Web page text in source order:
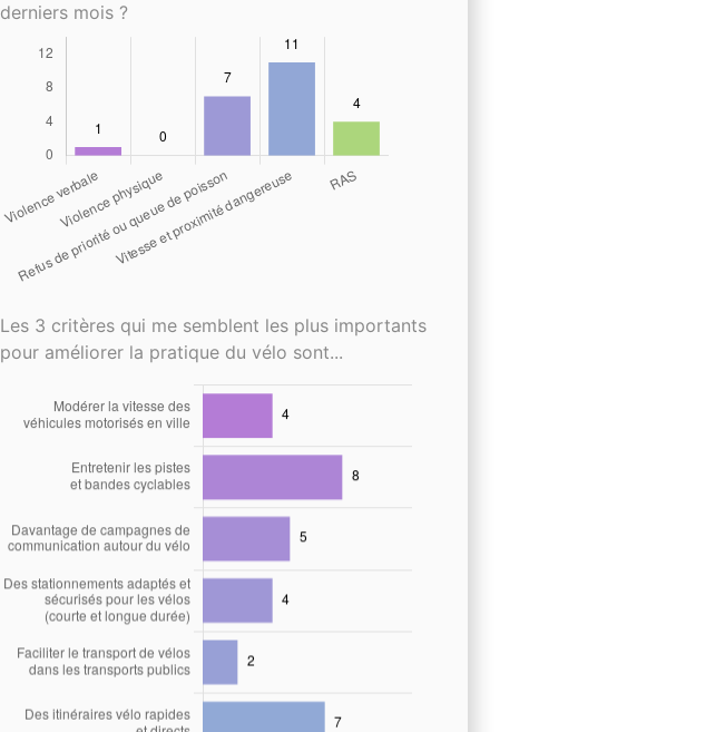
derniers mois ?
Les 3 critères qui me semblent les plus importants
pour améliorer la pratique du vélo sont...